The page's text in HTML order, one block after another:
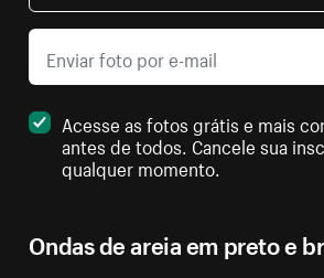
Ondas de areia em preto e
Acesse as fotos grátis e mais
antes de todos. Cancele sua
qualquer momento.